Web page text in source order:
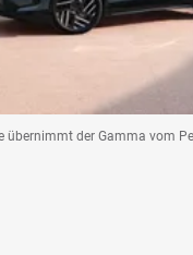
übernimmt der Gamma vom